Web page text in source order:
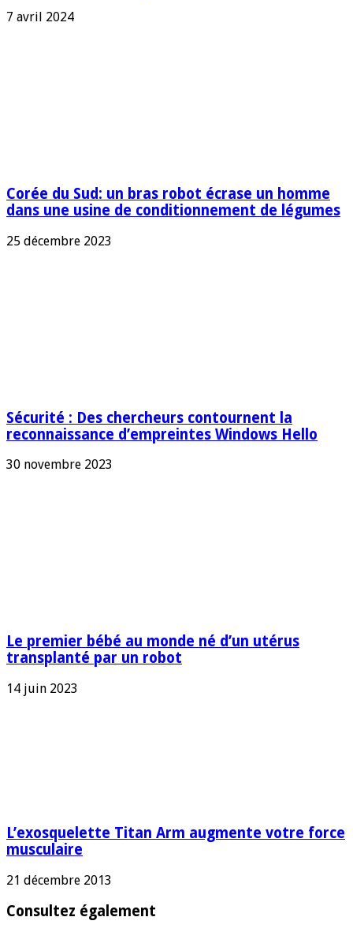
7 avril 2024
Corée du Sud: un bras robot écrase un homme
dans une usine de conditionnement de légumes
25 décembre 2023
Sécurité : Des chercheurs contournent la
reconnaissance d’empreintes Windows Hello
30 novembre 2023
Le premier bébé au monde né d’un utérus
transplanté par un robot
14 juin 2023
L’exosquelette Titan Arm augmente votre force
musculaire
21 décembre 2013
Consultez également